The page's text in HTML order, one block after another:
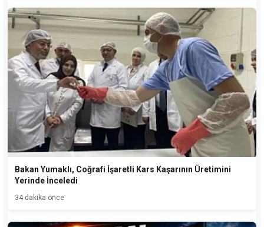
Bakan Yumaklı, Coğrafi İşaretli Kars Kaşarının Üretimini
Yerinde İnceledi
34 dakika önce